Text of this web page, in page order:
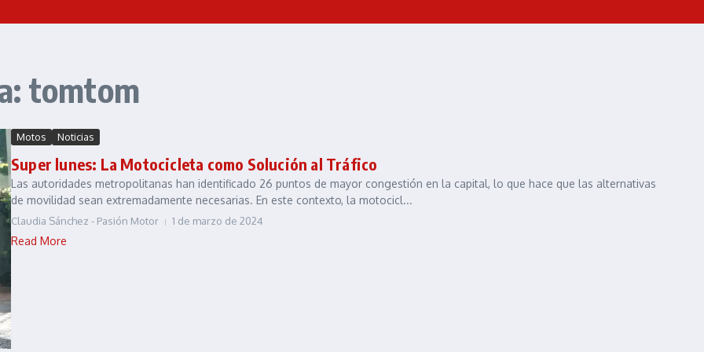
tomtom
Motos Noticias
Super lunes: La Motocicleta como Solución al Tráfico
Las autoridades metropolitanas han identificado 26 puntos de mayor congestión en la capital, lo que hace que las alternativas
de movilidad sean extremadamente necesarias. En este contexto, la motocicl...
Claudia Sánchez - Pasión Motor 1 de marzo de 2024
Read More